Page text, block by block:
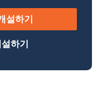
설하기
하기